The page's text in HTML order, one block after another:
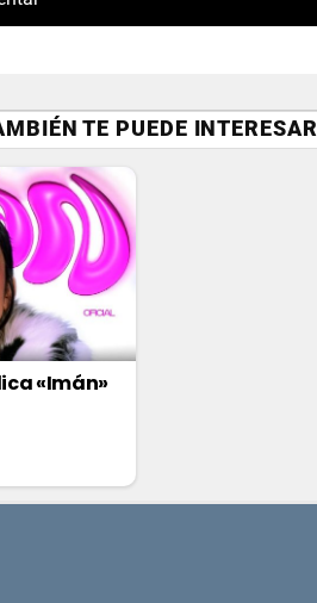
TE PUEDE INTERESAR
«Imán»